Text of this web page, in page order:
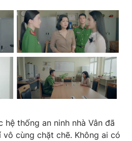
Podcast
Infographic
hệ thống an ninh nhà Vân đã
cùng chặt chẽ. Không ai có